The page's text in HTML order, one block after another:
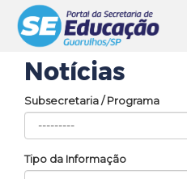
Notícias
Subsecretaria / Programa
Tipo da Informação